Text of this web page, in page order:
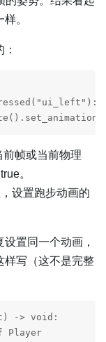
。
帧或当前物理
。
设置跑步动画的
置同一个动画，
样写（这不是完整
-> void: